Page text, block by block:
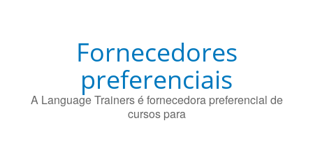
Fornecedores